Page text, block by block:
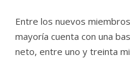
Entre los nuevos
mayoría cuenta con una
neto, entre uno y treinta